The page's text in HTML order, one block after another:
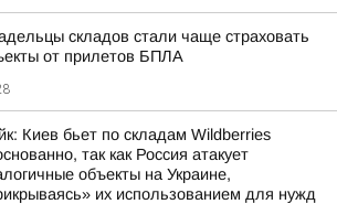
складов стали чаще страховать
от прилетов БПЛА
Киев бьет по складам Wildberries
так как Россия атакует
объекты на Украине,
их использованием для нужд